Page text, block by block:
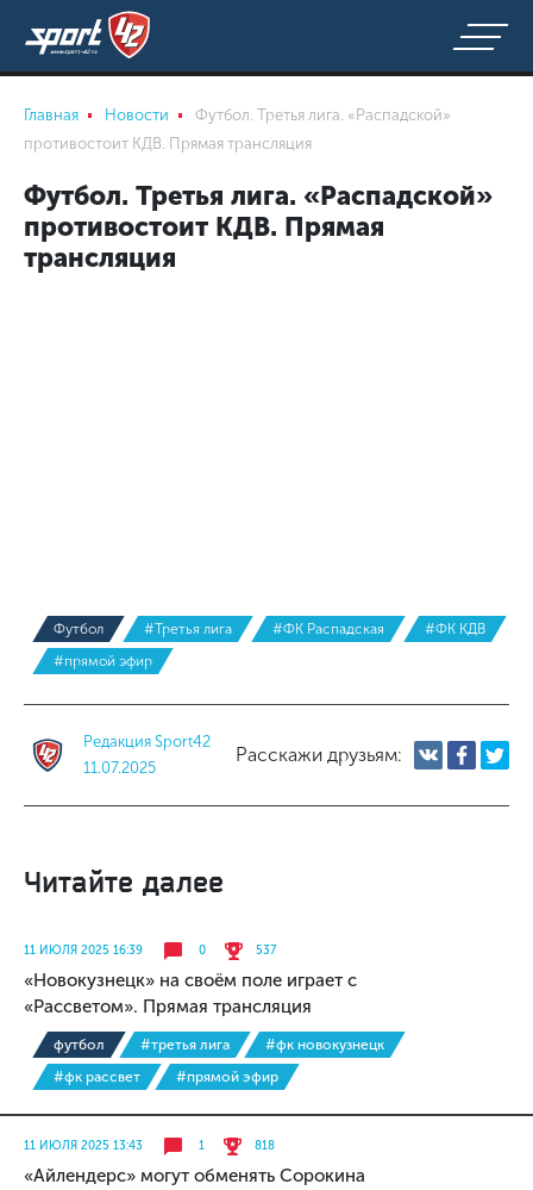
Главная Новости
Футбол. Третья лига. «Распадской»
противостоит КДВ. Прямая трансляция
Футбол. Третья лига. «Распадской»
противостоит КДВ. Прямая
трансляция
Футбол #Третья лига #ФК Распадская
#ФК КДВ
#прямой эфир
Редакция Sport42
11.07.2025
Расскажи друзьям:
Читайте далее
11 ИЮЛЯ 2025 16:39 0 537
«Новокузнецк» на своём поле играет с
«Рассветом». Прямая трансляция
футбол #третья лига
#фк новокузнецк
#фк рассвет
#прямой эфир
11 ИЮЛЯ 2025 13:43 1 818
«Айлендерс» могут обменять Сорокина